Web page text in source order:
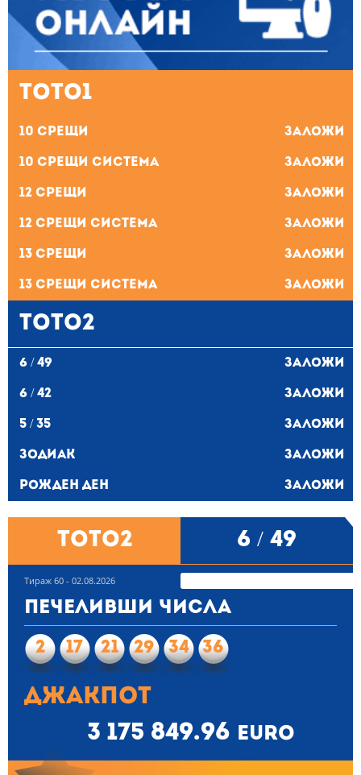
ТОТО1
10 Срещи Заложи
10 Срещи система Заложи
12 Срещи Заложи
12 Срещи система Заложи
13 Срещи Заложи
13 Срещи система Заложи
ТОТО2
6 / 49 Заложи
6 / 42 Заложи
5 / 35 Заложи
Зодиак Заложи
Рожден ден Заложи
ТОТО2 6 / 49
Тираж 60 - 02.08.2026
Печеливши числа
2 17 21 29 34 36
Джакпот
3 175 849.96 euro